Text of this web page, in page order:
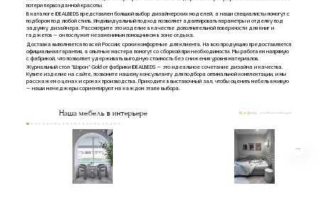
потери первозданной красоты.
В каталоге IDEALBEDS представлен большой выбор дизайнерских моделей, а наши специалисты помогут с
подбором под любой стиль. Индивидуальный подход позволяет адаптировать параметры и отделку под
задумку дизайнера. Рассмотрите это изделие в качестве дополнительной поверхности для книг и
гаджетов — он послужит незаменимым помощником в зоне отдыха.
Доставка выполняется по всей России; сроки комфортные для клиента. На всю продукцию предоставляется
официальная гарантия, а опытные мастера помогут со сборкой при необходимости. Мы работаем напрямую
с фабрикой, что позволяет удерживать выгодную стоимость без снижения уровня материалов.
Журнальный стол "Шэрон" Gold от фабрики IDEALBEDS — это идеальное сочетание дизайна и качества.
Купите изделие на сайте, позвоните нашему консультанту для подбора оптимальной комплектации, и мы
расскажем о ценах и сроках производства. Приходите в выставочный зал, чтобы оценить мебель вживую
— наши менеджеры сориентируют на каждом этапе выбора.
Наша мебель в интерьере Все фото